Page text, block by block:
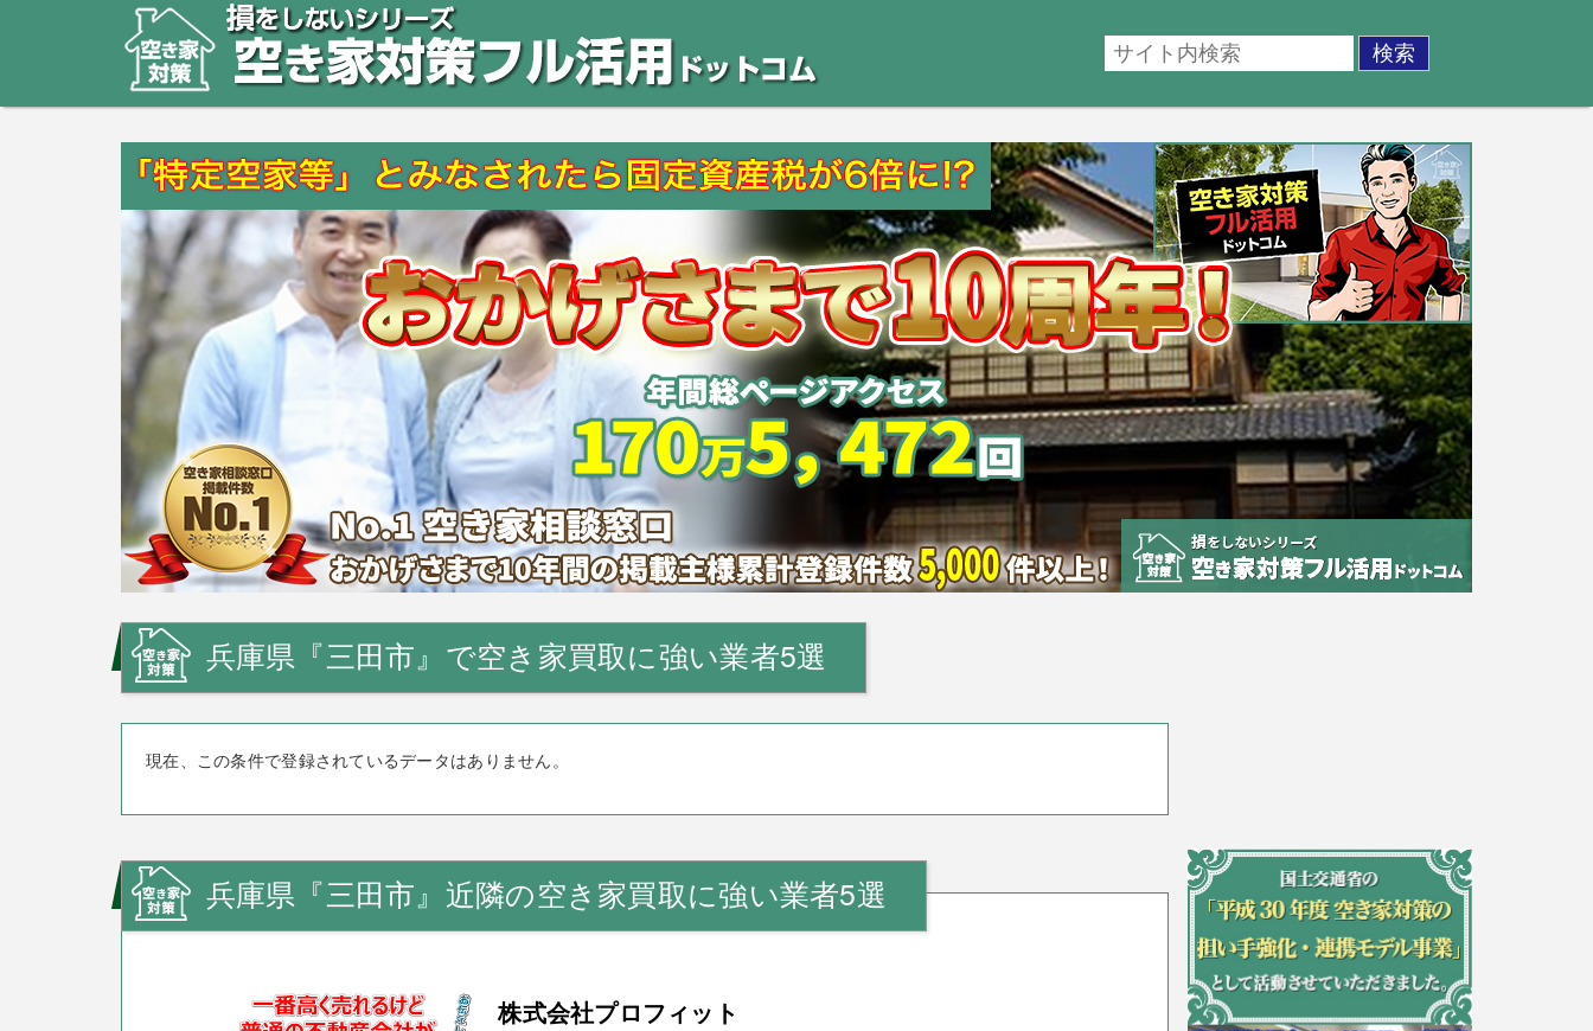
兵庫県『三田市』で空き家買取に強い業者5選
現在、この条件で登録されているデータはありません。
兵庫県『三田市』近隣の空き家買取に強い業者5選
株式会社プロフィット